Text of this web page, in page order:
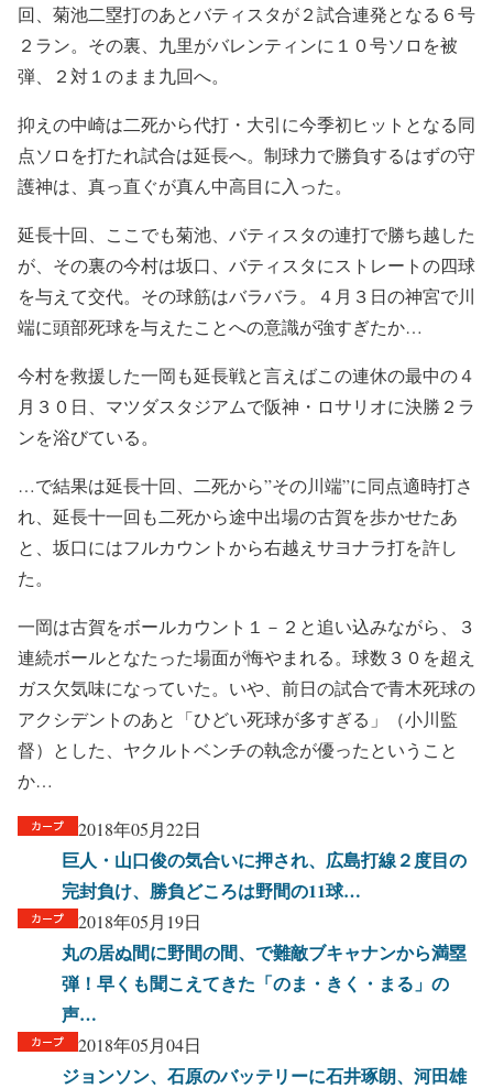
回、菊池二塁打のあとバティスタが２試合連発となる６号
２ラン。その裏、九里がバレンティンに１０号ソロを被
弾、２対１のまま九回へ。
抑えの中崎は二死から代打・大引に今季初ヒットとなる同
点ソロを打たれ試合は延長へ。制球力で勝負するはずの守
護神は、真っ直ぐが真ん中高目に入った。
延長十回、ここでも菊池、バティスタの連打で勝ち越した
が、その裏の今村は坂口、バティスタにストレートの四球
を与えて交代。その球筋はバラバラ。４月３日の神宮で川
端に頭部死球を与えたことへの意識が強すぎたか…
今村を救援した一岡も延長戦と言えばこの連休の最中の４
月３０日、マツダスタジアムで阪神・ロサリオに決勝２ラ
ンを浴びている。
…で結果は延長十回、二死から”その川端”に同点適時打さ
れ、延長十一回も二死から途中出場の古賀を歩かせたあ
と、坂口にはフルカウントから右越えサヨナラ打を許し
た。
一岡は古賀をボールカウント１－２と追い込みながら、３
連続ボールとなたった場面が悔やまれる。球数３０を超え
ガス欠気味になっていた。いや、前日の試合で青木死球の
アクシデントのあと「ひどい死球が多すぎる」（小川監
督）とした、ヤクルトベンチの執念が優ったということ
か…
2018年05月22日
巨人・山口俊の気合いに押され、広島打線２度目の
完封負け、勝負どころは野間の11球…
2018年05月19日
丸の居ぬ間に野間の間、で難敵ブキャナンから満塁
弾！早くも聞こえてきた「のま・きく・まる」の
声…
2018年05月04日
ジョンソン、石原のバッテリーに石井琢朗、河田雄